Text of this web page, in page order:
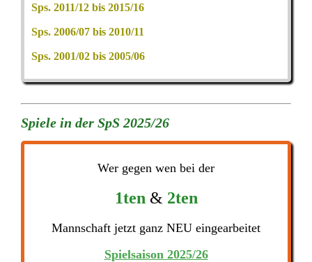
Sps. 2011/12 bis 2015/16
Sps. 2006/07 bis 2010/11
Sps. 2001/02 bis 2005/06
Spiele in der SpS 2025/26
Wer gegen wen bei der
1ten & 2ten
Mannschaft jetzt ganz NEU eingearbeitet
Spielsaison 2025/26